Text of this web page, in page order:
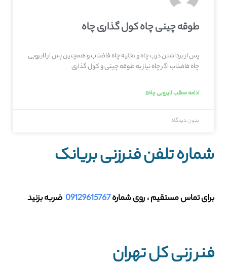
طوقه چینی چاه کول گذاری چاه
پس از برداشتن درب چاه و تخلیه چاه فاضلاب و همچنین پس از لایروبی
چاه فاضلاب اگر چاه نیاز به طوقه چینی و کول گذاری
ادامه مطلب لایروبی چاه»
بدون دیدگاه
شماره تلفن فنرزنی بریانک
برای تماس مستقیم ، روی شماره09129615767 ضربه بزنید
فنر زنی کل تهران